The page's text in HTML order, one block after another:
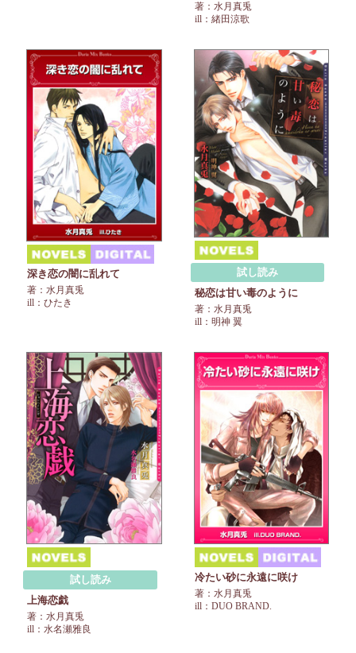
著：水月真兎
ill：緒田涼歌
深き恋の闇に乱れて
著：水月真兎
ill：ひたき
試し読み
秘恋は甘い毒のように
著：水月真兎
ill：明神 翼
試し読み
上海恋戯
著：水月真兎
ill：水名瀬雅良
冷たい砂に永遠に咲け
著：水月真兎
ill：DUO BRAND.